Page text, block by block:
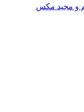
و مجید مکس